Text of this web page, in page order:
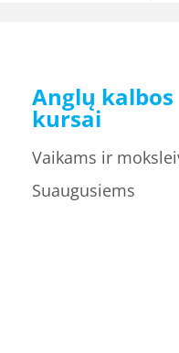
Anglų kalbos
kursai
Vaikams ir
Suaugusiems